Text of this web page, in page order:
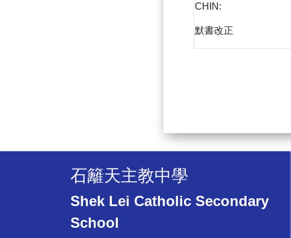
CHIN:
默書改正
石籬天主教中學
Shek Lei Catholic Secondary
School